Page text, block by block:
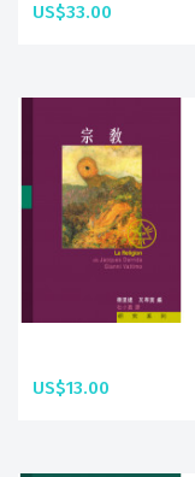
US$33.00
US$13.00